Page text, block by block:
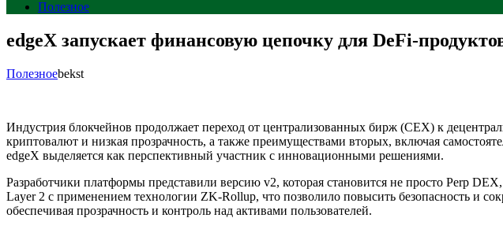
Полезное
edgeX запускает финансовую цепочку для DeFi-
Полезноеbekst
Индустрия блокчейнов продолжает переход от централизованных бирж (CEX) к
криптовалют и низкая прозрачность, а также преимуществами вторых, включая
edgeX выделяется как перспективный участник с инновационными решениями.
Разработчики платформы представили версию v2, которая становится не просто Perp
Layer 2 с применением технологии ZK-Rollup, что позволило повысить безопасность и
обеспечивая прозрачность и контроль над активами пользователей.